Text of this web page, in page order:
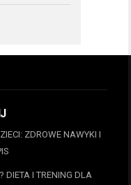
ZDROWE NAWYKI I
DIETA I TRENING DLA